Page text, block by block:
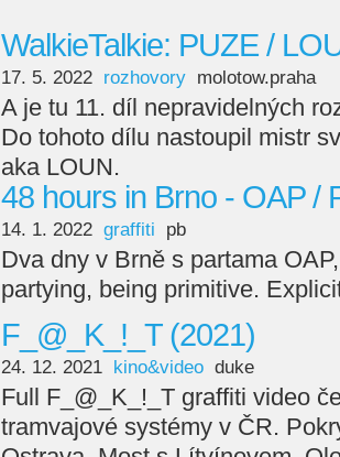
WalkieTalkie: PUZE /
17. 5. 2022 rozhovory molotow.praha
A je tu 11. díl nepravidelných
Do tohoto dílu nastoupil mistr
aka LOUN.
48 hours in Brno - OAP /
14. 1. 2022 graffiti pb
Dva dny v Brně s partama
partying, being primitive.
F_@_K_!_T (2021)
24. 12. 2021 kino&video duke
Full F_@_K_!_T graffiti video
tramvajové systémy v ČR.